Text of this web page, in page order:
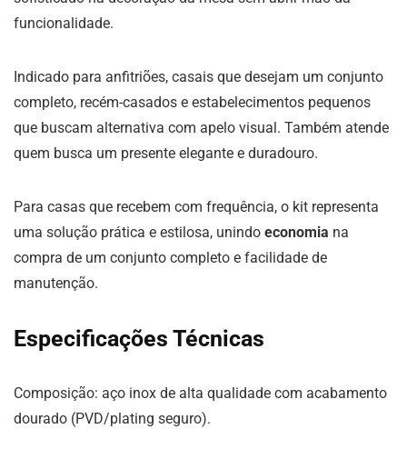
funcionalidade.
Indicado para anfitriões, casais que desejam um conjunto
completo, recém-casados e estabelecimentos pequenos
que buscam alternativa com apelo visual. Também atende
quem busca um presente elegante e duradouro.
Para casas que recebem com frequência, o kit representa
uma solução prática e estilosa, unindo economia na
compra de um conjunto completo e facilidade de
manutenção.
Especificações Técnicas
Composição: aço inox de alta qualidade com acabamento
dourado (PVD/plating seguro).